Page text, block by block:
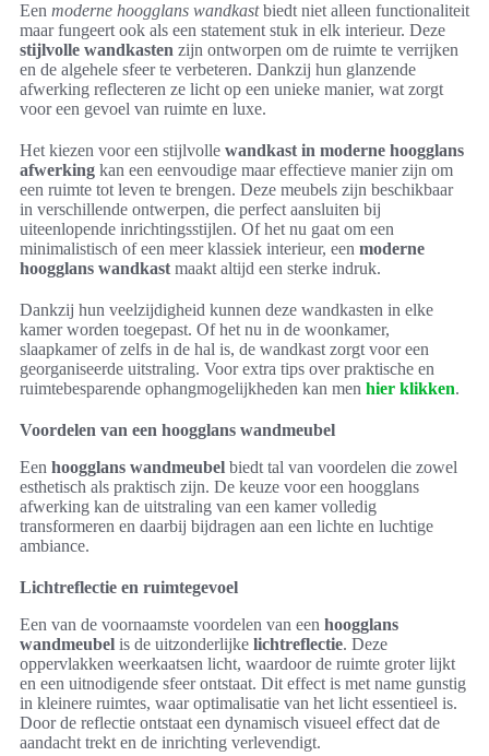
Een moderne hoogglans wandkastbiedt niet alleen functionaliteit
maar fungeert ook als een statement stuk in elk interieur. Deze
stijlvolle wandkasten zijn ontworpen om de ruimte te verrijken
en de algehele sfeer te verbeteren. Dankzij hun glanzende
afwerking reflecteren ze licht op een unieke manier, wat zorgt
voor een gevoel van ruimte en luxe.
Het kiezen voor een stijlvolle wandkast in moderne hoogglans
afwerking kan een eenvoudige maar effectieve manier zijn om
een ruimte tot leven te brengen. Deze meubels zijn beschikbaar
in verschillende ontwerpen, die perfect aansluiten bij
uiteenlopende inrichtingsstijlen. Of het nu gaat om een
minimalistisch of een meer klassiek interieur, een moderne
hoogglans wandkast maakt altijd een sterke indruk.
Dankzij hun veelzijdigheid kunnen deze wandkasten in elke
kamer worden toegepast. Of het nu in de woonkamer,
slaapkamer of zelfs in de hal is, de wandkast zorgt voor een
georganiseerde uitstraling. Voor extra tips over praktische en
ruimtebesparende ophangmogelijkheden kan men hier klikken.
Voordelen van een hoogglans wandmeubel
Een hoogglans wandmeubel biedt tal van voordelen die zowel
esthetisch als praktisch zijn. De keuze voor een hoogglans
afwerking kan de uitstraling van een kamer volledig
transformeren en daarbij bijdragen aan een lichte en luchtige
ambiance.
Lichtreflectie en ruimtegevoel
Een van de voornaamste voordelen van een hoogglans
wandmeubel is de uitzonderlijke lichtreflectie. Deze
oppervlakken weerkaatsen licht, waardoor de ruimte groter lijkt
en een uitnodigende sfeer ontstaat. Dit effect is met name gunstig
in kleinere ruimtes, waar optimalisatie van het licht essentieel is.
Door de reflectie ontstaat een dynamisch visueel effect dat de
aandacht trekt en de inrichting verlevendigt.